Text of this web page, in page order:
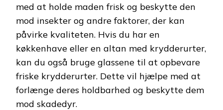
med at holde maden frisk og beskytte den
mod insekter og andre faktorer, der kan
påvirke kvaliteten. Hvis du har en
køkkenhave eller en altan med krydderurter,
kan du også bruge glassene til at opbevare
friske krydderurter. Dette vil hjælpe med at
forlænge deres holdbarhed og beskytte dem
mod skadedyr.